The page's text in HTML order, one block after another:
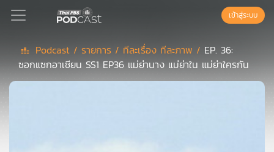
Podcast
เข้าสู่ระบบ
Podcast / รายการ / ทีละเรื่อง ทีละภาพ / EP. 36:
ซอกแซกอาเซียน SS1 EP36 แม่ย่านาง แม่ย่าใน แม่ย่าใครกัน